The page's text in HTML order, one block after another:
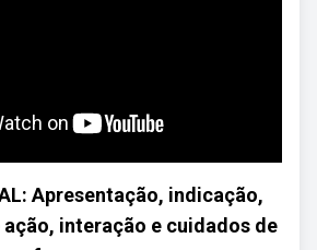
Apresentação, indicação,
interação e cuidados de